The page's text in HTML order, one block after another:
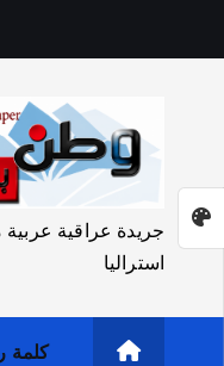
جريدة عراقية
استراليا
كلمة